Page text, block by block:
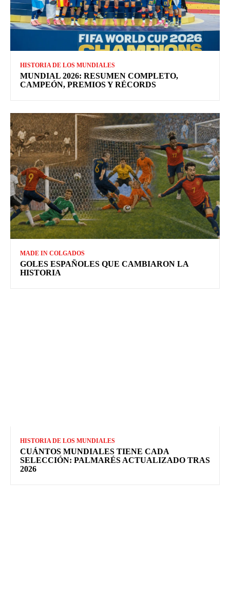
HISTORIA DE LOS MUNDIALES
MUNDIAL 2026: RESUMEN COMPLETO,
CAMPEÓN, PREMIOS Y RÉCORDS
MADE IN COLGADOS
GOLES ESPAÑOLES QUE CAMBIARON LA
HISTORIA
HISTORIA DE LOS MUNDIALES
CUÁNTOS MUNDIALES TIENE CADA
SELECCIÓN: PALMARÉS ACTUALIZADO TRAS
2026